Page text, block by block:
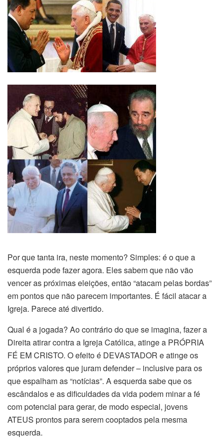
Por que tanta ira, neste momento? Simples: é o que a
esquerda pode fazer agora. Eles sabem que não vão
vencer as próximas eleições, então “atacam pelas bordas”
em pontos que não parecem importantes. É fácil atacar a
Igreja. Parece até divertido.
Qual é a jogada? Ao contrário do que se imagina, fazer a
Direita atirar contra a Igreja Católica, atinge a PRÓPRIA
FÉ EM CRISTO. O efeito é DEVASTADOR e atinge os
próprios valores que juram defender – inclusive para os
que espalham as “notícias”. A esquerda sabe que os
escândalos e as dificuldades da vida podem minar a fé
com potencial para gerar, de modo especial, jovens
ATEUS prontos para serem cooptados pela mesma
esquerda.